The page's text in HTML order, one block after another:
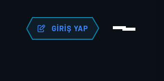
GIRIŞ YAP